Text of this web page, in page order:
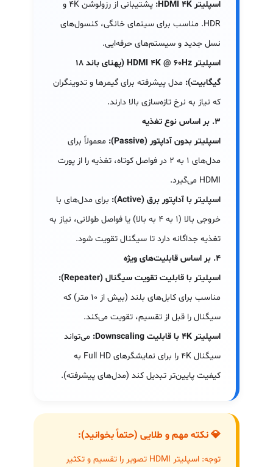
اسپلیتر HDMI 4K:
پشتیبانی از رزولوشن 4K و
HDR. مناسب برای سینمای خانگی، کنسول‌های
نسل جدید و سیستم‌های حرفه‌ایی.
اسپلیتر HDMI 4K @ 60Hz (پهنای باند ۱۸
گیگابیت): مدل پیشرفته برای گیمرها و تدوینگران
که نیاز به نرخ تازه‌سازی بالا دارند.
۳. بر اساس نوع تغذیه
اسپلیتر بدون آداپتور (Passive):
معمولاً برای
مدل‌های ۱ به ۲ در فواصل کوتاه، تغذیه را از پورت
HDMI می‌گیرد.
اسپلیتر با آداپتور برق (Active):
برای مدل‌های با
خروجی بالا (۱ به ۴ به بالا) یا فواصل طولانی، نیاز به
تغذیه جداگانه دارد تا سیگنال تقویت شود.
۴. بر اساس قابلیت‌های ویژه
اسپلیتر با قابلیت تقویت سیگنال (Repeater):
مناسب برای کابل‌های بلند (بیش از ۱۰ متر) که
سیگنال را قبل از تقسیم، تقویت می‌کند.
اسپلیتر 4K با قابلیت Downscaling:
می‌تواند
سیگنال 4K را برای نمایشگرهای Full HD به
کیفیت پایین‌تر تبدیل کند (مدل‌های پیشرفته).
💎 نکته مهم و طلایی (حتماً بخوانید):
توجه: اسپلیتر HDMI تصویر را تقسیم و تکثیر